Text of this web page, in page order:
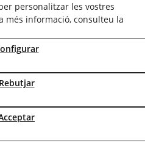
personalitzar les vostres
més informació, consulteu la
Rebutjar